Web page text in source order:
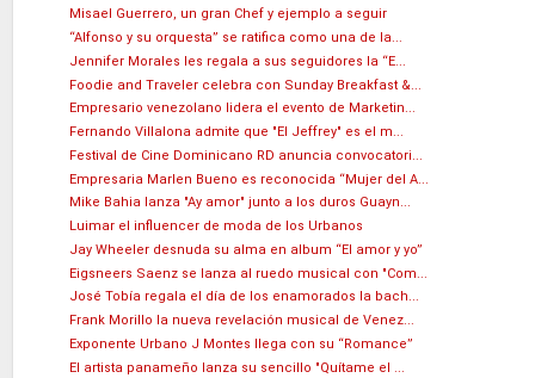
Misael Guerrero, un gran Chef y ejemplo a seguir
“Alfonso y su orquesta” se ratifica como una de la...
Jennifer Morales les regala a sus seguidores la “E...
Foodie and Traveler celebra con Sunday Breakfast &...
Empresario venezolano lidera el evento de Marketin...
Fernando Villalona admite que "El Jeffrey" es el m...
Festival de Cine Dominicano RD anuncia convocatori...
Empresaria Marlen Bueno es reconocida “Mujer del A...
Mike Bahia lanza "Ay amor" junto a los duros Guayn...
Luimar el influencer de moda de los Urbanos
Jay Wheeler desnuda su alma en album “El amor y yo”
Eigsneers Saenz se lanza al ruedo musical con "Com...
José Tobía regala el día de los enamorados la bach...
Frank Morillo la nueva revelación musical de Venez...
Exponente Urbano J Montes llega con su “Romance”
El artista panameño lanza su sencillo "Quítame el ...